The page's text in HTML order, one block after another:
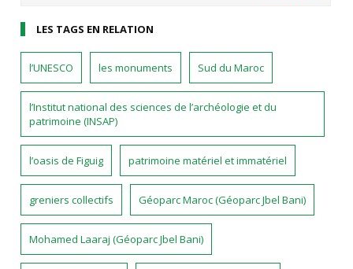
LES TAGS EN RELATION
l’UNESCO les monuments Sud du Maroc
l’Institut national des sciences de l’archéologie et du
patrimoine (INSAP)
l’oasis de Figuig patrimoine matériel et immatériel
greniers collectifs Géoparc Maroc (Géoparc Jbel Bani)
Mohamed Laaraj (Géoparc Jbel Bani)